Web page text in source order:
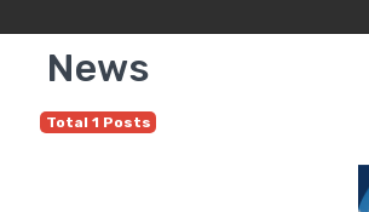
News
Total 1 Posts